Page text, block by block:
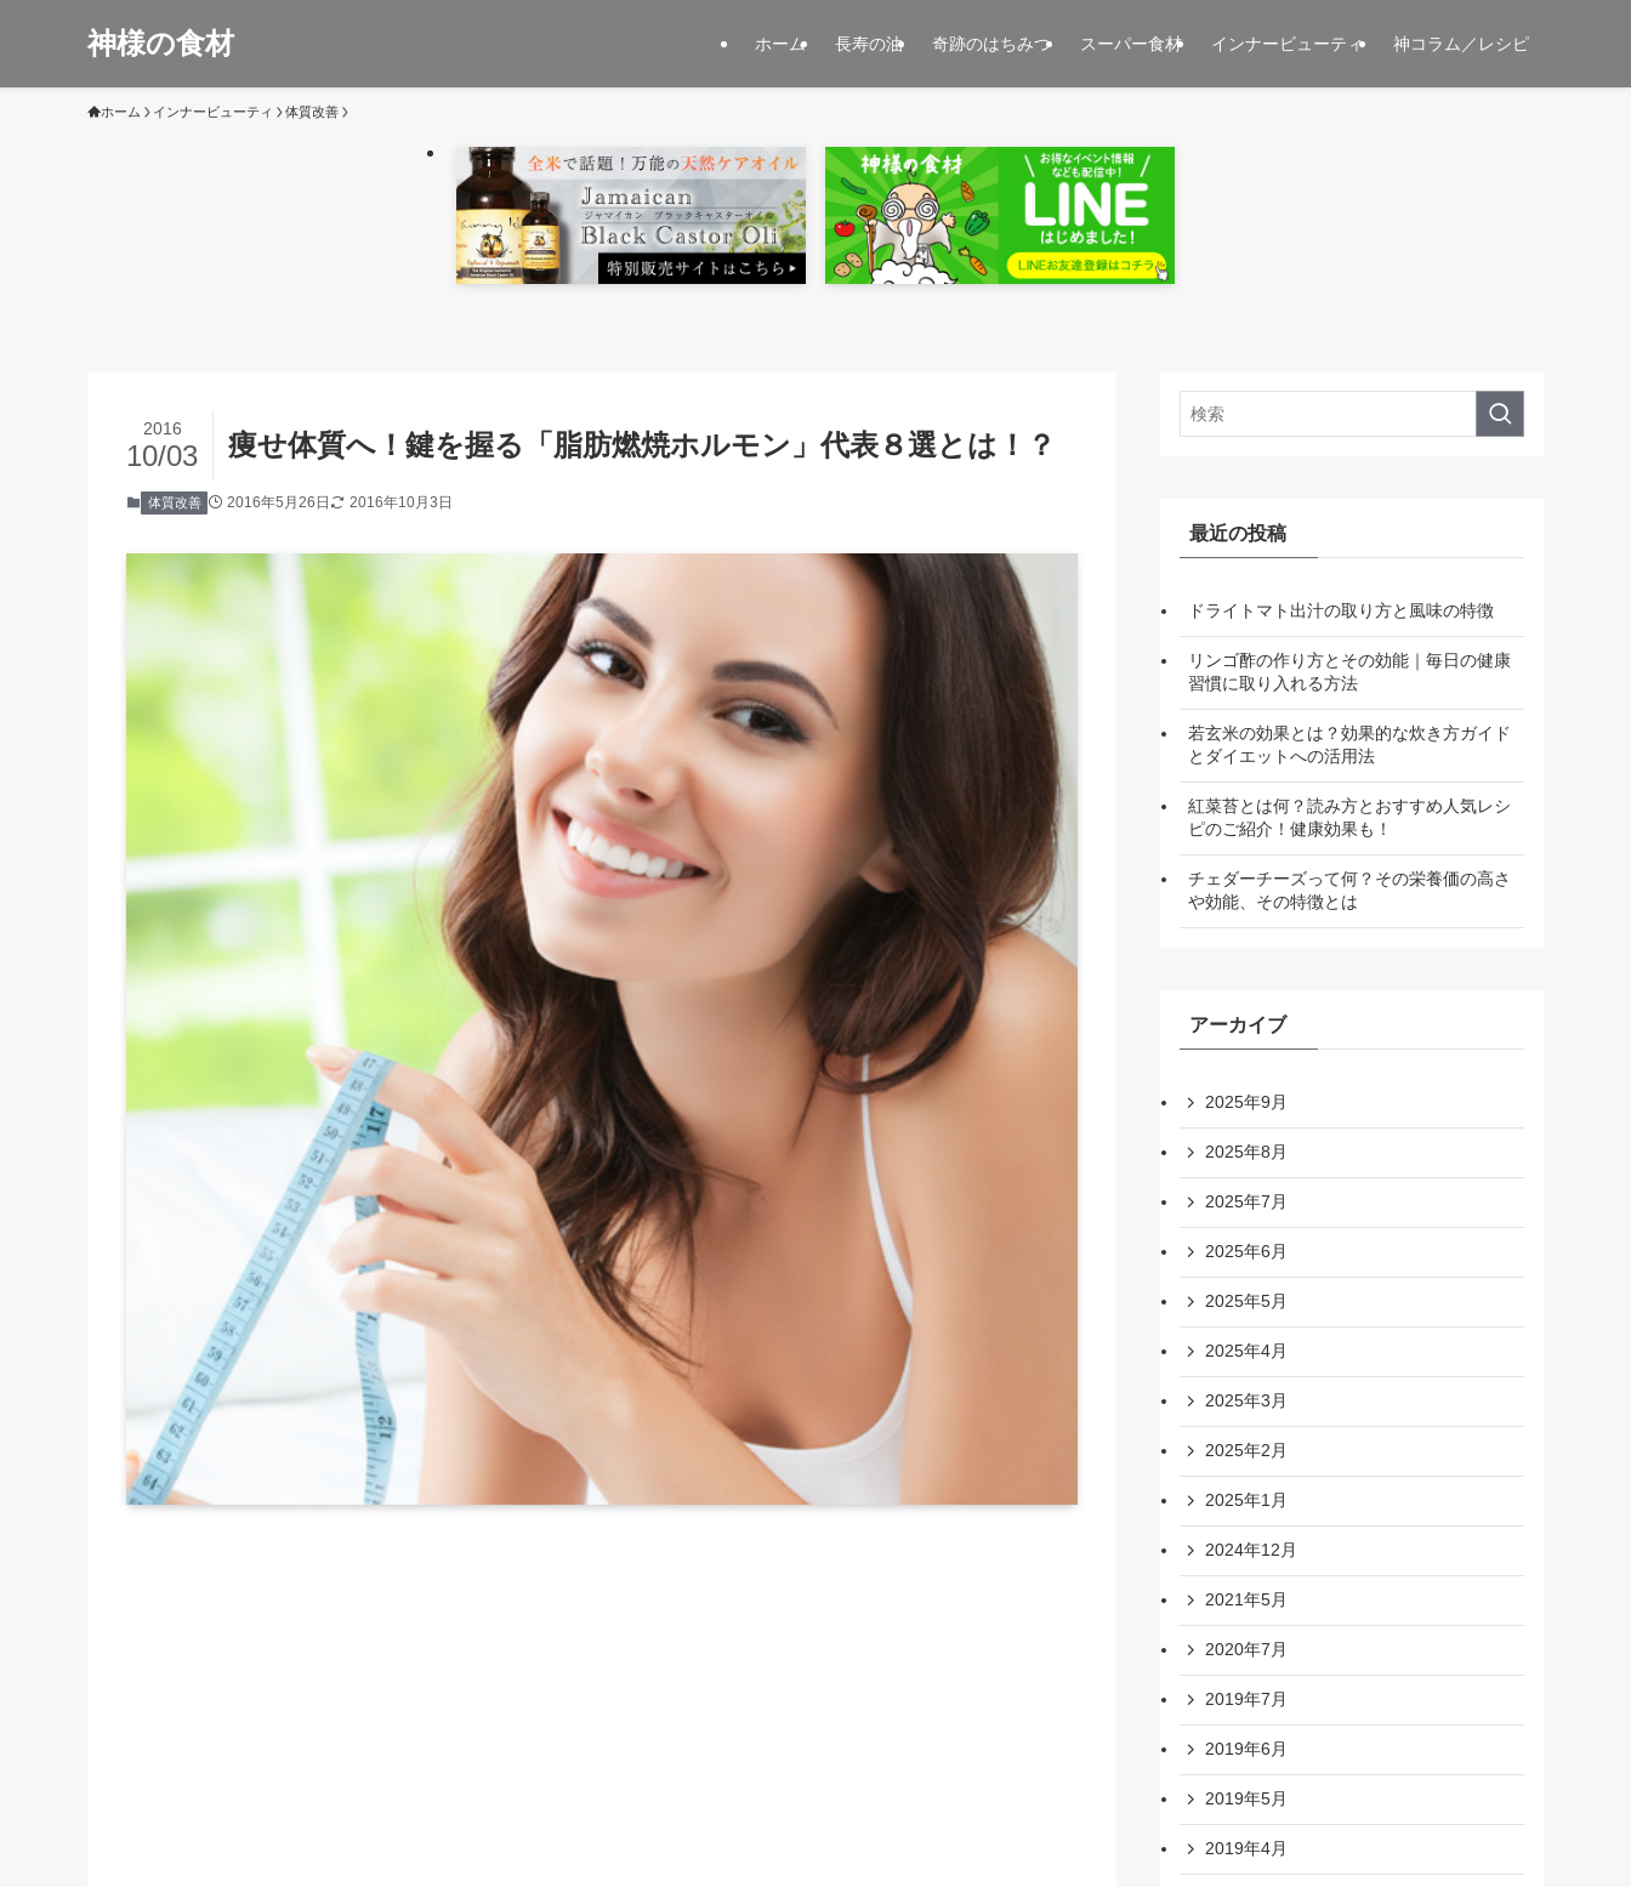
神様の食材 ホーム 長寿の油 奇跡のはちみつ スーパー食材 インナービューティ 神コラム／レシピ
ホーム インナービューティ 体質改善
痩せ体質へ！鍵を握る「脂肪燃焼ホルモン」代表８選とは！？
2016
10/03
体質改善 2016年5月26日 2016年10月3日
最近の投稿
ドライトマト出汁の取り方と風味の特徴
リンゴ酢の作り方とその効能｜毎日の健康
習慣に取り入れる方法
若玄米の効果とは？効果的な炊き方ガイド
とダイエットへの活用法
紅菜苔とは何？読み方とおすすめ人気レシ
ピのご紹介！健康効果も！
チェダーチーズって何？その栄養価の高さ
や効能、その特徴とは
アーカイブ
2025年9月
2025年8月
2025年7月
2025年6月
2025年5月
2025年4月
2025年3月
2025年2月
2025年1月
2024年12月
2021年5月
2020年7月
2019年7月
2019年6月
2019年5月
2019年4月